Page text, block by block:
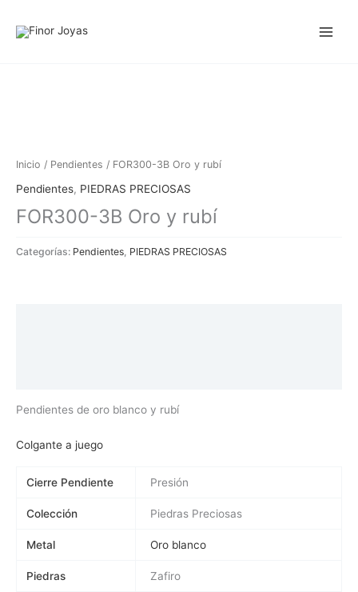
Inicio / Pendientes / FOR300-3B Oro y rubí
Pendientes, PIEDRAS PRECIOSAS
FOR300-3B Oro y rubí
Categorías: Pendientes PIEDRAS PRECIOSAS
Pendientes de oro blanco y rubí
Colgante a juego
Cierre Pendiente Presión
Colección Piedras Preciosas
Metal Oro blanco
Piedras Zafiro